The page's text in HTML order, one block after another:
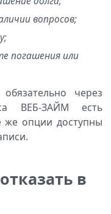
вопросов;
погашения или
через
ВЕБ-ЗАЙМ есть
же опции доступны
в